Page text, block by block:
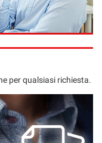
per qualsiasi richiesta.